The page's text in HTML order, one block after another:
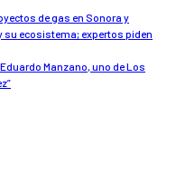
de gas en Sonora y
ecosistema; expertos piden
Manzano, uno de Los